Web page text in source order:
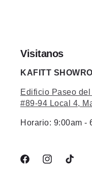
Visitanos
KAFITT
Edificio Paseo
#89-94 Local 4,
Horario: 9:00am -
FacebookInstagramTikTok